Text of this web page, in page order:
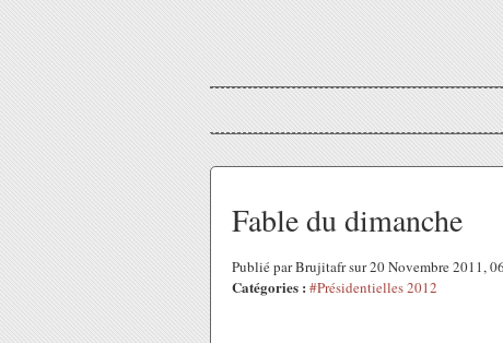
Fable du dimanche
Publié par Brujitafr sur 20 Novembre 2011,
Catégories : #Présidentielles 2012